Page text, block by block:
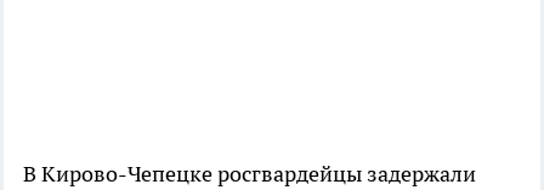
В Кирово-Чепецке росгвардейцы задержали